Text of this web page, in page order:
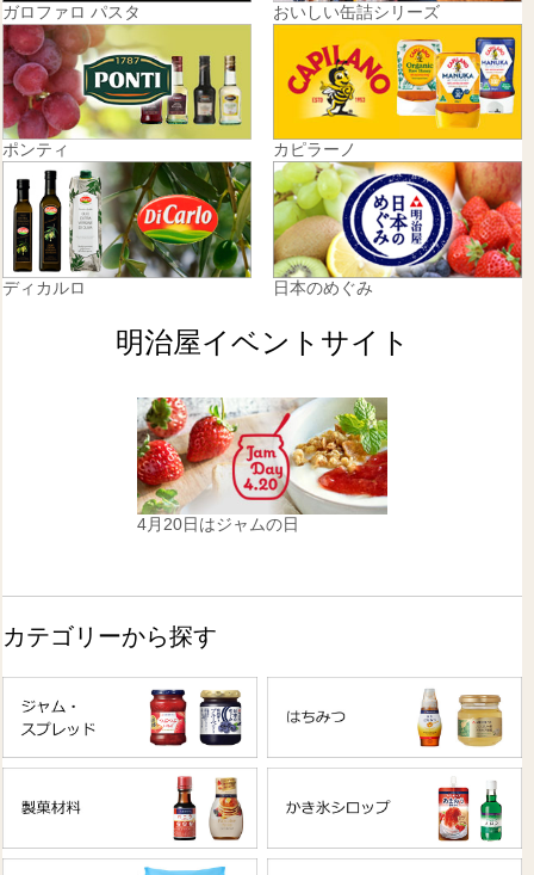
ガロファロ パスタ おいしい缶詰シリーズ
ポンティ カピラーノ
ディカルロ 日本のめぐみ
明治屋イベントサイト
4月20日はジャムの日
カテゴリーから探す